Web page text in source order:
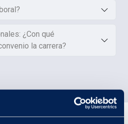
¿Con qué
la carrera?